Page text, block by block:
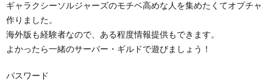
ギャラクシーソルジャーズのモチベ高めな人を集めたくてオプチャ
作りました。
海外版も経験者なので、ある程度情報提供もできます。
よかったら一緒のサーバー・ギルドで遊びましょう！
パスワード